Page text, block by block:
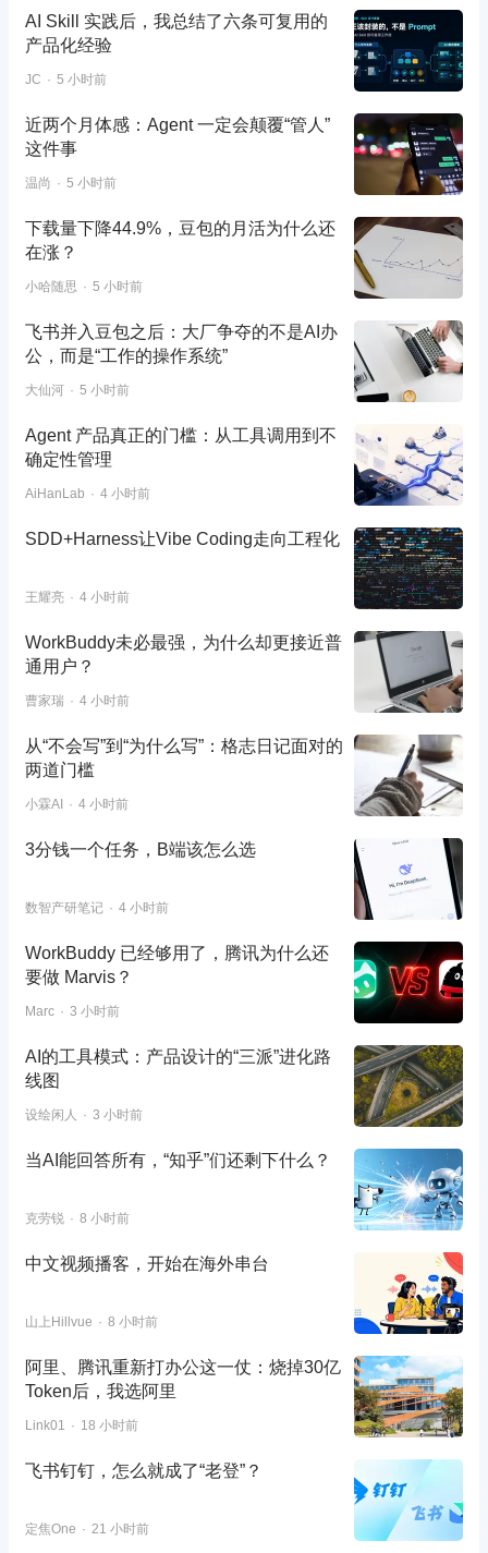
AI Skill 实践后，我总结了六条可复用的
产品化经验
JC 5 小时前
近两个月体感：Agent 一定会颠覆“管人”
这件事
温尚 5 小时前
下载量下降44.9%，豆包的月活为什么还
在涨？
小哈随思 5 小时前
飞书并入豆包之后：大厂争夺的不是AI办
公，而是“工作的操作系统”
大仙河 5 小时前
Agent 产品真正的门槛：从工具调用到不
确定性管理
AiHanLab 4 小时前
SDD+Harness让Vibe Coding走向工程化
王耀亮 4 小时前
WorkBuddy未必最强，为什么却更接近普
通用户？
曹家瑞 4 小时前
从“不会写”到“为什么写”：格志日记面对的
两道门槛
小霖AI 4 小时前
3分钱一个任务，B端该怎么选
数智产研笔记 4 小时前
WorkBuddy 已经够用了，腾讯为什么还
要做 Marvis？
Marc 3 小时前
AI的工具模式：产品设计的“三派”进化路
线图
设绘闲人 3 小时前
当AI能回答所有，“知乎”们还剩下什么？
克劳锐 8 小时前
中文视频播客，开始在海外串台
山上Hillvue 8 小时前
阿里、腾讯重新打办公这一仗：烧掉30亿
Token后，我选阿里
Link01 18 小时前
飞书钉钉，怎么就成了“老登”？
定焦One 21 小时前